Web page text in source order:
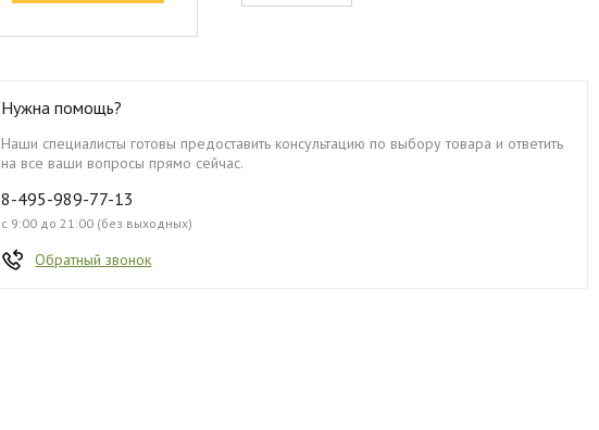
Нужна помощь?
Наши специалисты готовы предоставить консультацию по выбору товара и ответить
на все ваши вопросы прямо сейчас.
8-495-989-77-13
с 9:00 до 21:00 (без выходных)
Обратный звонок